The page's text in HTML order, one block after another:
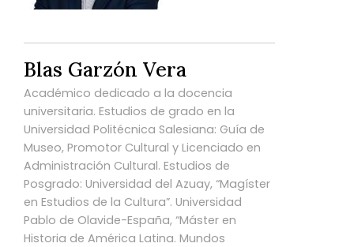
Blas Garzón Vera
Académico dedicado a la docencia
universitaria. Estudios de grado en la
Universidad Politécnica Salesiana: Guía de
Museo, Promotor Cultural y Licenciado en
Administración Cultural. Estudios de
Posgrado: Universidad del Azuay, “Magíster
en Estudios de la Cultura”. Universidad
Pablo de Olavide-España, “Máster en
Historia de América Latina. Mundos